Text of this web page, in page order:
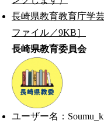
長崎県教育教育庁学
ファイル／9KB］
長崎県教育委員会
ユーザー名：